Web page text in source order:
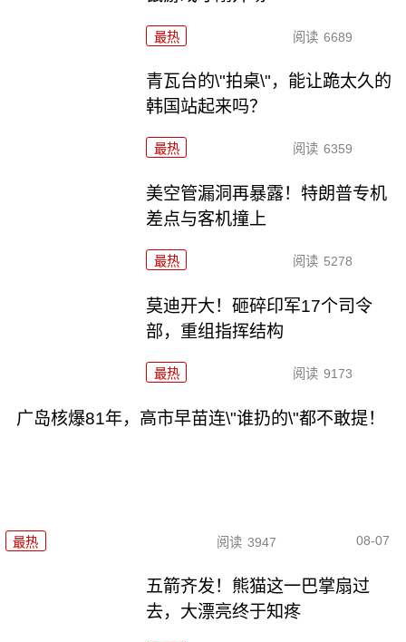
最热 阅读 6689
青瓦台的\"拍桌\"，能让跪太久的
韩国站起来吗？
最热 阅读 6359
美空管漏洞再暴露！特朗普专机
差点与客机撞上
最热 阅读 5278
莫迪开大！砸碎印军17个司令
部，重组指挥结构
最热 阅读 9173
广岛核爆81年，高市早苗连\"谁扔的\"都不敢提！
最热 阅读 3947 08-07
五箭齐发！熊猫这一巴掌扇过
去，大漂亮终于知疼